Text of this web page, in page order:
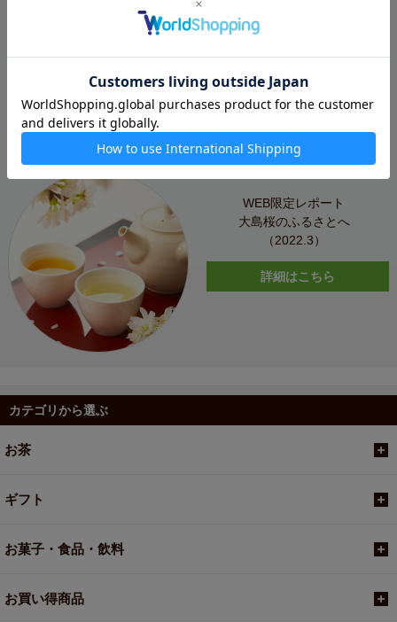
WEB限定レポート
大島桜のふるさとへ
（2022.3）
詳細はこちら
カテゴリから選ぶ
お茶
ギフト
お菓子・食品・飲料
お買い得商品